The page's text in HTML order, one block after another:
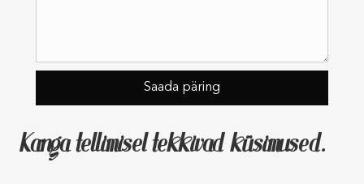
Kanga tellimisel tekkivad küsimused.